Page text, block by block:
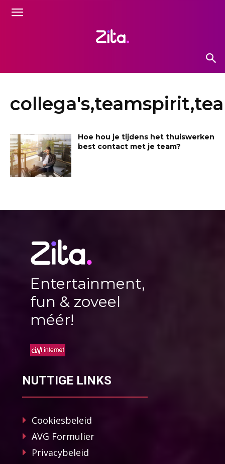
Hoe hou je tijdens het thuiswerken
best contact met je team?
Entertainment,
fun & zoveel
méér!
NUTTIGE LINKS
Cookiesbeleid
AVG Formulier
Privacybeleid